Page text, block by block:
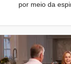
por meio da